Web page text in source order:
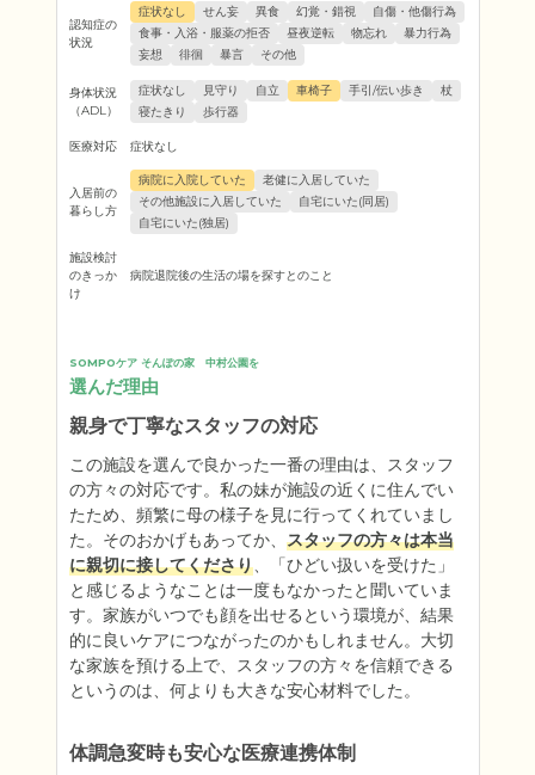
認知症の
状況
症状なし せん妄 異食 幻覚・錯視
自傷・他傷行為
食事・入浴・服薬の拒否
昼夜逆転 物忘れ
暴力行為
妄想
徘徊 暴言 その他
身体状況
（ADL）
症状なし 見守り 自立 車椅子 手引/伝い歩き
杖
寝たきり
歩行器
医療対応 症状なし
入居前の
暮らし方
病院に入院していた
老健に入居していた
その他施設に入居していた
自宅にいた(同居)
自宅にいた(独居)
施設検討
のきっか
け
病院退院後の生活の場を探すとのこと
SOMPOケア そんぽの家　中村公園を
選んだ理由
親身で丁寧なスタッフの対応
この施設を選んで良かった一番の理由は、スタッフ
の方々の対応です。私の妹が施設の近くに住んでい
たため、頻繁に母の様子を見に行ってくれていまし
た。そのおかげもあってか、 スタッフの方々は本当
に親切に接してくださり、「ひどい扱いを受けた」
と感じるようなことは一度もなかったと聞いていま
す。家族がいつでも顔を出せるという環境が、結果
的に良いケアにつながったのかもしれません。大切
な家族を預ける上で、スタッフの方々を信頼できる
というのは、何よりも大きな安心材料でした。
体調急変時も安心な医療連携体制